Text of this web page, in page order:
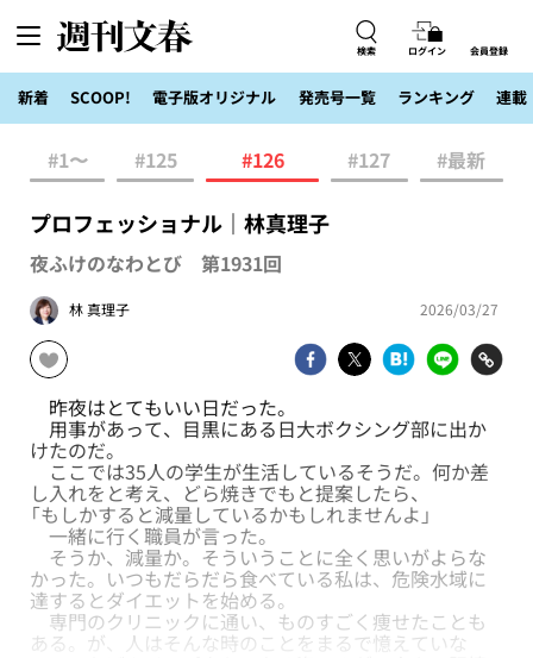
検索 ログイン 会員登録
新着 SCOOP! 電子版オリジナル 発売号一覧 ランキング 連載
#1〜 #125 #126 #127 #最新
プロフェッショナル｜林真理子
夜ふけのなわとび 第1931回
林 真理子 2026/03/27
昨夜はとてもいい日だった。
用事があって、目黒にある日大ボクシング部に出か
けたのだ。
ここでは35人の学生が生活しているそうだ。何か差
し入れをと考え、どら焼きでもと提案したら、
「もしかすると減量しているかもしれませんよ」
一緒に行く職員が言った。
そうか、減量か。そういうことに全く思いがよらな
かった。いつもだらだら食べている私は、危険水域に
達するとダイエットを始める。
専門のクリニックに通い、ものすごく痩せたことも
ある。が、人はそんな時のことをまるで憶えていな